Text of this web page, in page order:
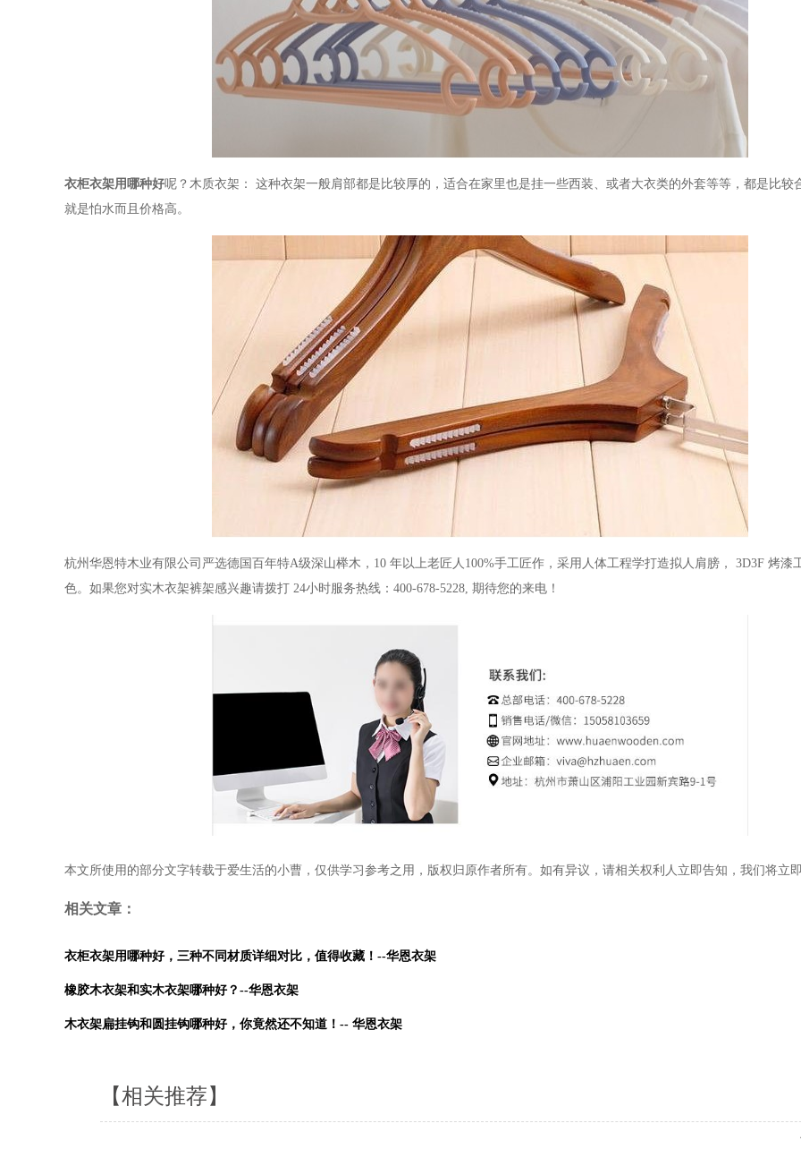
衣柜衣架用哪种好呢？ 木质衣架 ： 这种衣架一般肩部都是比较厚的，适合在家里也是挂一些西装、或者大衣类的外套等等，都是比较
就是怕水而且价格高。
杭州华恩特木业有限公司严选德国百年特A级深山榉木， 10 年以上老匠人 100%手工匠作，采用人体工程学打造拟人肩膀， 3D3F 烤漆
色。如果您对实木衣架裤架感兴趣请拨打 24小时服务热线： 400-678-5228, 期待您的来电！
本文所使用的部分文字转载于爱生活的小曹 ，仅供学习参考之用，版权归原作者所有。如有异议，请相关权利人立即告知，我们将立
相关文章：
衣柜衣架用哪种好，三种不同材质详细对比，值得收藏！--华恩衣架
橡胶木衣架和实木衣架哪种好？--华恩衣架
木衣架扁挂钩和圆挂钩哪种好，你竟然还不知道！-- 华恩衣架
【相关推荐】